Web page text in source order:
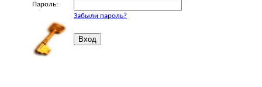
Пароль:
Забыли пароль?